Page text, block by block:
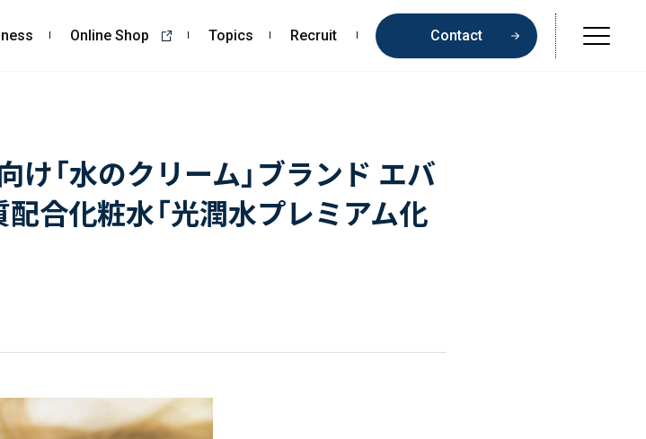
Online Shop Topics Recruit Contact
コンサルティング
依頼・受託調査
- 市場調査
Beauty & Cosmetics
Health & Food
Pharmaceuticals & Medical
採用TOP
- 求める人物像
け「水のクリーム」ブランド エバ
合化粧水「光潤水プレミアム化